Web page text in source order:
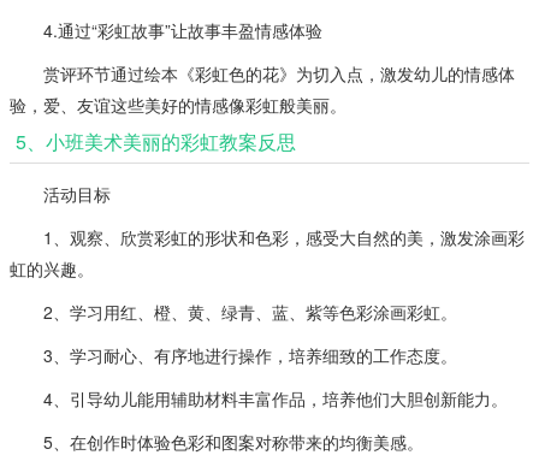
4.通过“彩虹故事”让故事丰盈情感体验
赏评环节通过绘本《彩虹色的花》为切入点，激发幼儿的情感体
验，爱、友谊这些美好的情感像彩虹般美丽。
5、小班美术美丽的彩虹教案反思
活动目标
1、观察、欣赏彩虹的形状和色彩，感受大自然的美，激发涂画彩
虹的兴趣。
2、学习用红、橙、黄、绿青、蓝、紫等色彩涂画彩虹。
3、学习耐心、有序地进行操作，培养细致的工作态度。
4、引导幼儿能用辅助材料丰富作品，培养他们大胆创新能力。
5、在创作时体验色彩和图案对称带来的均衡美感。